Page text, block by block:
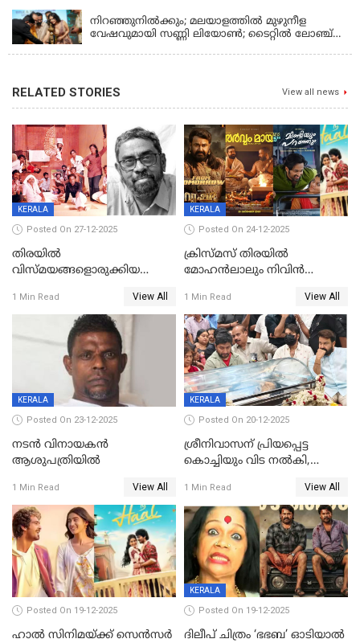
നിറഞ്ഞുനിൽക്കും; മലയാളത്തിൽ മുഴുനീള
വേഷവുമായി സണ്ണി ലിയോൺ; ടൈറ്റിൽ ലോഞ്ച്
RELATED STORIES View all news
KERALA
Posted On 27-12-2025
തിരയിൽ
വിസ്മയങ്ങളൊരുക്കിയ
ശേഖര്‍ അന്തരിച്ചു
1 Min Read View All
KERALA
Posted On 24-12-2025
ക്രിസ്മസ് തിരയിൽ
മോഹൻലാലും നിവിൻ
ഷെയ്‌നും; 200 കോടി
മുടക്കിയെത്തുന്ന
വൃഷഭയുൾപ്പെടെ കാണാം
1 Min Read View All
KERALA
Posted On 23-12-2025
നടൻ വിനായകൻ
ആശുപത്രിയിൽ
1 Min Read View All
KERALA
Posted On 20-12-2025
ശ്രീനിവാസന് പ്രിയപ്പെട്ട
കൊച്ചിയും വിട നൽകി,
സംസ്കാരം നാളെ
1 Min Read View All
Posted On 19-12-2025
ഹാല്‍ സിനിമയ്ക്ക് സെന്‍സര്‍
KERALA
Posted On 19-12-2025
ദിലീപ് ചിത്രം ‘ഭഭബ’ ഓടിയാൽ